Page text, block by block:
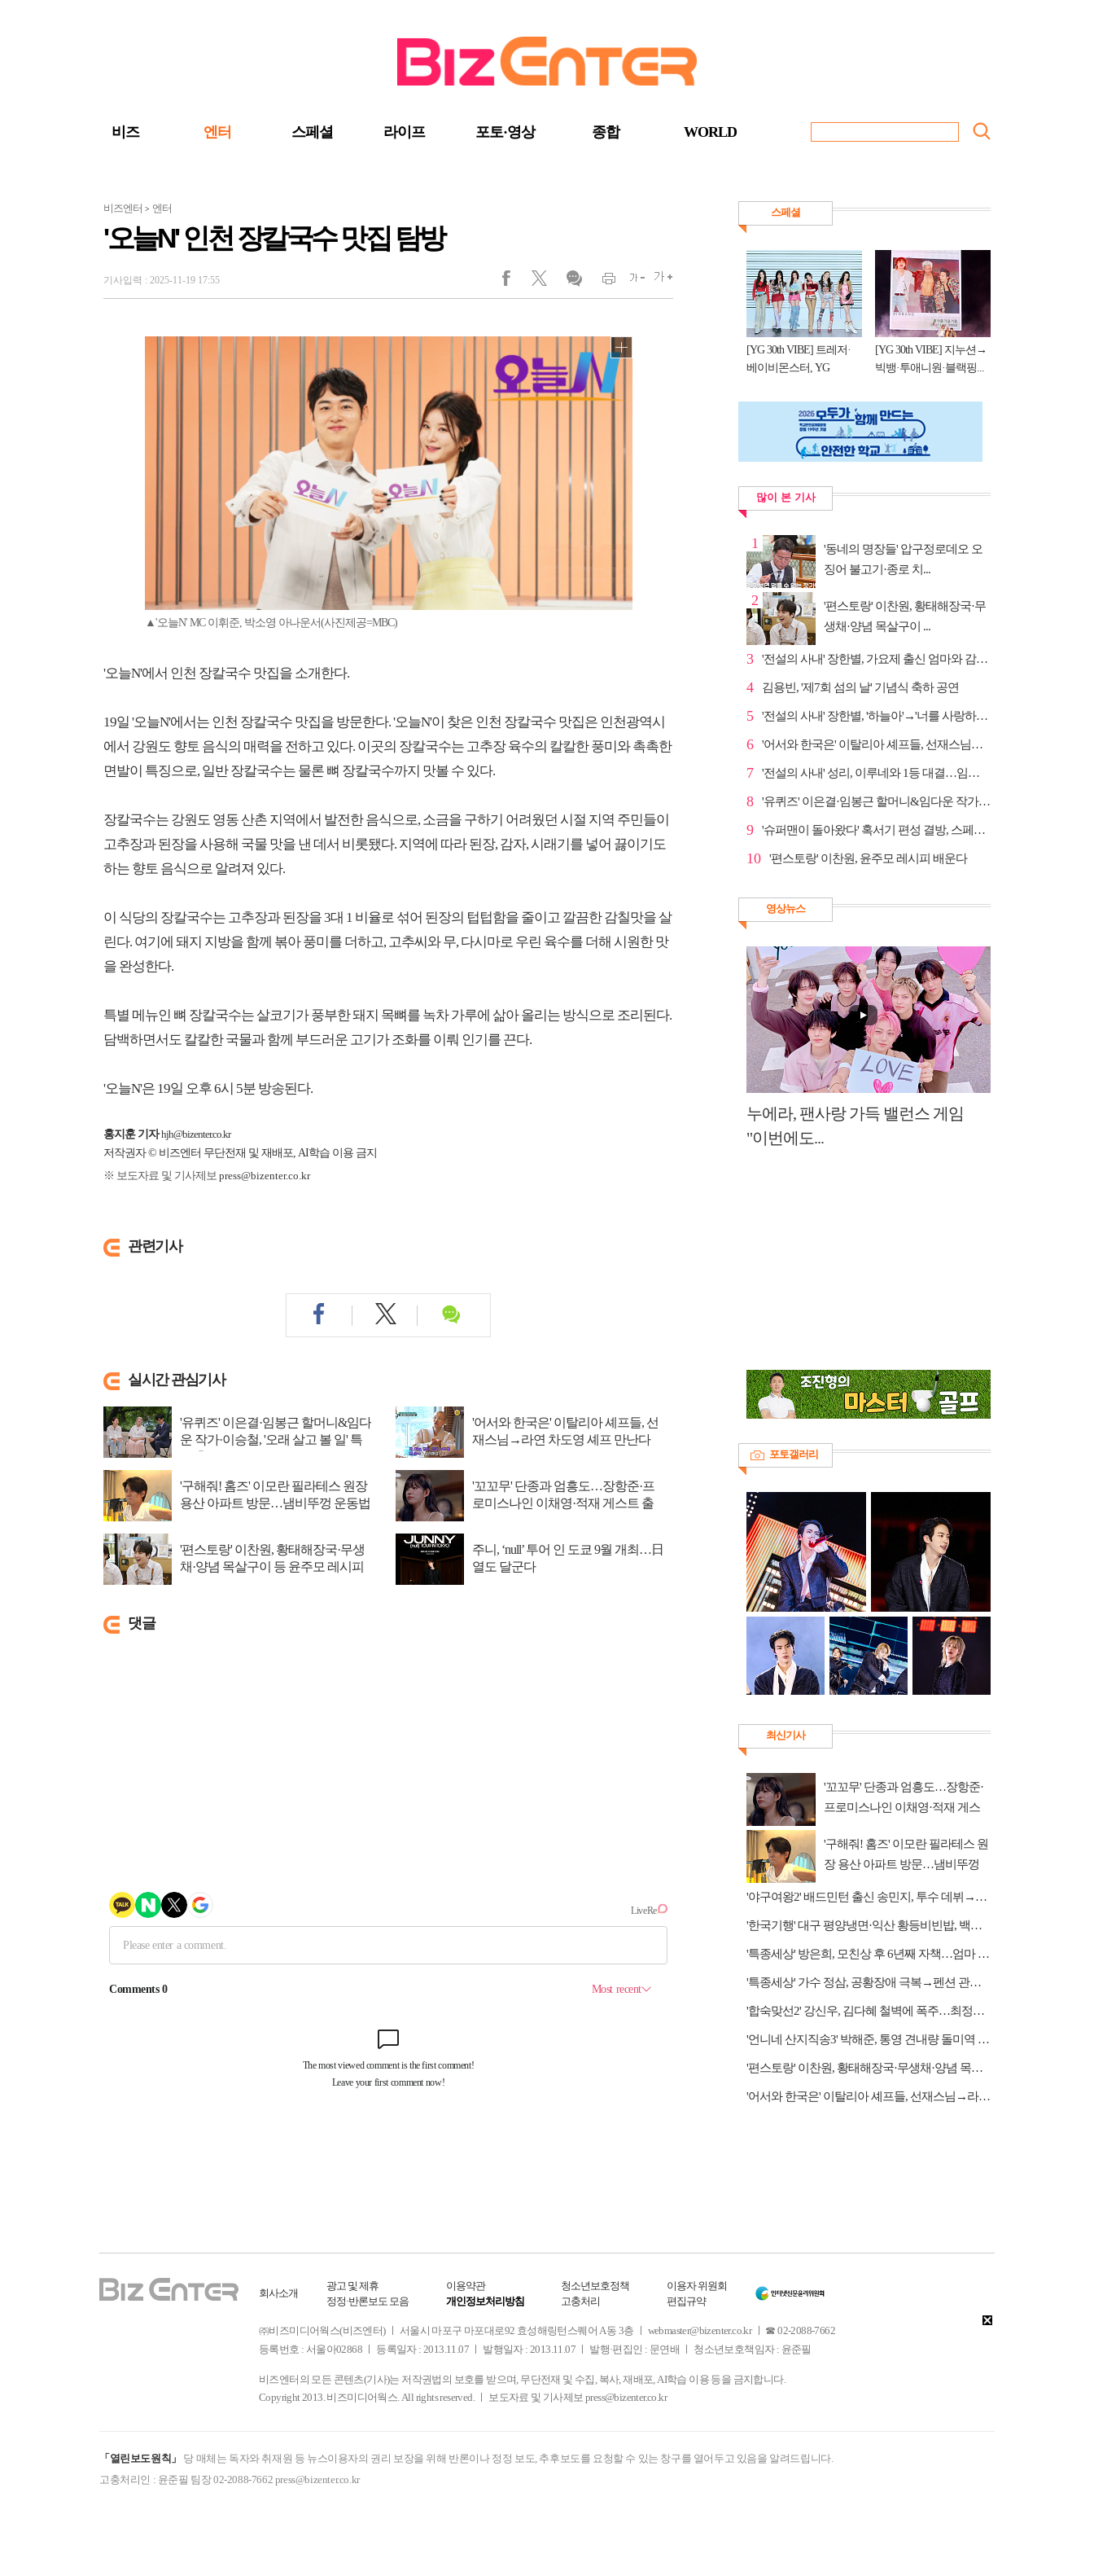
비즈 엔터 스페셜 라이프 포토·영상 종합 WORLD
비즈엔터 > 엔터
'오늘N' 인천 장칼국수 맛집 탐방
기사입력 : 2025-11-19 17:55
▲'오늘N' MC 이휘준, 박소영 아나운서(사진제공=MBC)
'오늘N'에서 인천 장칼국수 맛집을 소개한다.
19일 '오늘N'에서는 인천 장칼국수 맛집을 방문한다. '오늘N'이 찾은 인천 장칼국수 맛집은 인천광역시
에서 강원도 향토 음식의 매력을 전하고 있다. 이곳의 장칼국수는 고추장 육수의 칼칼한 풍미와 촉촉한
면발이 특징으로, 일반 장칼국수는 물론 뼈 장칼국수까지 맛볼 수 있다.
장칼국수는 강원도 영동 산촌 지역에서 발전한 음식으로, 소금을 구하기 어려웠던 시절 지역 주민들이
고추장과 된장을 사용해 국물 맛을 낸 데서 비롯됐다. 지역에 따라 된장, 감자, 시래기를 넣어 끓이기도
하는 향토 음식으로 알려져 있다.
이 식당의 장칼국수는 고추장과 된장을 3대 1 비율로 섞어 된장의 텁텁함을 줄이고 깔끔한 감칠맛을 살
린다. 여기에 돼지 지방을 함께 볶아 풍미를 더하고, 고추씨와 무, 다시마로 우린 육수를 더해 시원한 맛
을 완성한다.
특별 메뉴인 뼈 장칼국수는 살코기가 풍부한 돼지 목뼈를 녹차 가루에 삶아 올리는 방식으로 조리된다.
담백하면서도 칼칼한 국물과 함께 부드러운 고기가 조화를 이뤄 인기를 끈다.
'오늘N'은 19일 오후 6시 5분 방송된다.
홍지훈 기자 hjh@bizenter.co.kr
저작권자 © 비즈엔터 무단전재 및 재배포, AI학습 이용 금지
※ 보도자료 및 기사제보 press@bizenter.co.kr
관련기사
실시간 관심기사
'유퀴즈' 이은결·임봉근 할머니&임다
운 작가·이승철, '오래 살고 볼 일' 특
'어서와 한국은' 이탈리아 셰프들, 선
재스님→라연 차도영 셰프 만난다
'구해줘! 홈즈' 이모란 필라테스 원장
용산 아파트 방문…냄비뚜껑 운동법
'꼬꼬무' 단종과 엄흥도…장항준·프
로미스나인 이채영·적재 게스트 출
'편스토랑' 이찬원, 황태해장국·무생
채·양념 목살구이 등 윤주모 레시피
주니, ‘null’ 투어 인 도쿄 9월 개최…日
열도 달군다
댓글
스페셜
[YG 30th VIBE] 트레저·
베이비몬스터, YG
[YG 30th VIBE] 지누션→
빅뱅·투애니원·블랙핑...
많이 본 기사
1
'동네의 명장들' 압구정로데오 오
징어 불고기·종로 치...
2
'편스토랑' 이찬원, 황태해장국·무
생채·양념 목살구이 ...
3 '전설의 사내' 장한별, 가요제 출신 엄마와 감동 듀엣
4 김용빈, '제7회 섬의 날' 기념식 축하 공연
5 '전설의 사내' 장한별, '하늘아'→'너를 사랑하고도' 명...
6 '어서와 한국은' 이탈리아 셰프들, 선재스님→라연 차도...
7 '전설의 사내' 성리, 이루네와 1등 대결…임영웅 '보금...
8 '유퀴즈' 이은결·임봉근 할머니&임다운 작가·이승철, '...
9 '슈퍼맨이 돌아왔다' 혹서기 편성 결방, 스페셜 방송
10 '편스토랑' 이찬원, 윤주모 레시피 배운다
영상뉴스
누에라, 팬사랑 가득 밸런스 게임
"이번에도...
포토갤러리
최신기사
'꼬꼬무' 단종과 엄흥도…장항준·
프로미스나인 이채영·적재 게스
'구해줘! 홈즈' 이모란 필라테스 원
장 용산 아파트 방문…냄비뚜껑
'야구여왕2' 배드민턴 출신 송민지, 투수 데뷔→장수영 반등 예고
'한국기행' 대구 평양냉면·익산 황등비빈밥, 백년 식당의 대물림 맛
'특종세상' 방은희, 모친상 후 6년째 자책…엄마 향한 그리움 근황
'특종세상' 가수 정삼, 공황장애 극복→펜션 관리자 근황
'합숙맞선2' 강신우, 김다혜 철벽에 폭주…최정윤 두고 이인권·권예찬·문성모 경쟁
'언니네 산지직송3' 박해준, 통영 견내량 돌미역 조업 합류…루지 체험
'편스토랑' 이찬원, 황태해장국·무생채·양념 목살구이 등 윤주모 레시피 섭렵
'어서와 한국은' 이탈리아 셰프들, 선재스님→라연 차도영 셰프 만난다
회사소개
광고 및 제휴
정정·반론보도 모음
이용약관
개인정보처리방침
청소년보호정책
고충처리
이용자 위원회
편집규약
㈜비즈미디어웍스(비즈엔터) ㅣ 서울시 마포구 마포대로92 효성해링턴스퀘어 A동 3층 ㅣ webmaster@bizenter.co.kr ㅣ ☎ 02-2088-7662
등록번호 : 서울아02868 ㅣ 등록일자 : 2013.11.07 ㅣ 발행일자 : 2013.11.07 ㅣ 발행·편집인 : 문연배 ㅣ 청소년보호책임자 : 윤준필
비즈엔터의 모든 콘텐츠(기사)는 저작권법의 보호를 받으며, 무단전재 및 수집, 복사, 재배포, AI학습 이용 등을 금지합니다.
Copyright 2013. 비즈미디어웍스. All rights reserved. ㅣ 보도자료 및 기사제보 press@bizenter.co.kr
「열린보도원칙」
당 매체는 독자와 취재원 등 뉴스이용자의 권리 보장을 위해 반론이나 정정 보도, 추후보도를 요청할 수 있는 창구를 열어두고 있음을 알려드립니다.
고충처리인 : 윤준필 팀장 02-2088-7662 press@bizenter.co.kr